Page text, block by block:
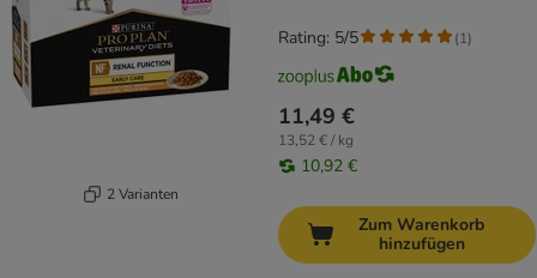
2 Varianten
11,49 €
13,52 € / kg
10,92 €
Rating: 5/5 (1)
Zum Warenkorb
hinzufügen